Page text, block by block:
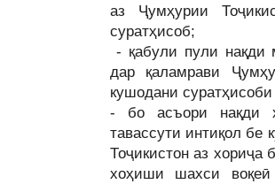
аз Ҷумҳурии
суратҳисоб;
- қабули пули
дар қаламрави
кушодани
- бо асъори нақди
тавассути интиқол бе
Тоҷикистон аз
хоҳиши шахси